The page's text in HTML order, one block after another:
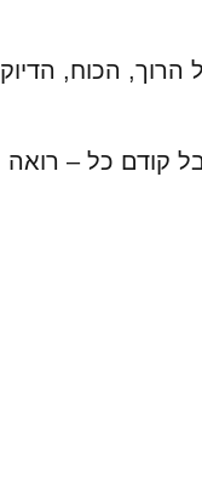
הכוח, הדיוק
קודם כל – רואה